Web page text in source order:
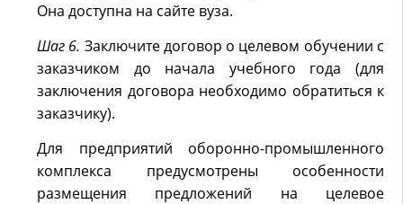
Она доступна на сайте вуза.
Шаг 6. Заключите договор о целевом обучении с
заказчиком до начала учебного года (для
заключения договора необходимо обратиться к
заказчику).
Для предприятий оборонно-промышленного
комплекса предусмотрены особенности
размещения предложений на целевое